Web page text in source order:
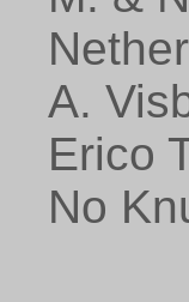
A.
Erico
No